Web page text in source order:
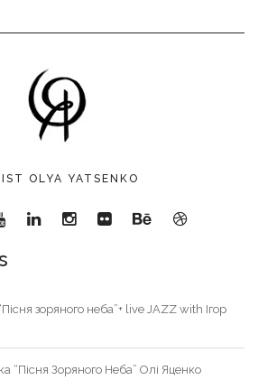
OLYA YATSENKO
зоряного неба”+ live JAZZ with Ігор
“Пісня Зоряного Неба” Олі Яценко